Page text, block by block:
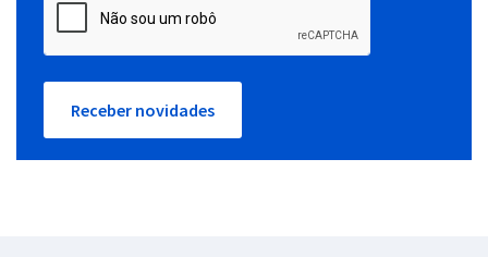
Receber novidades